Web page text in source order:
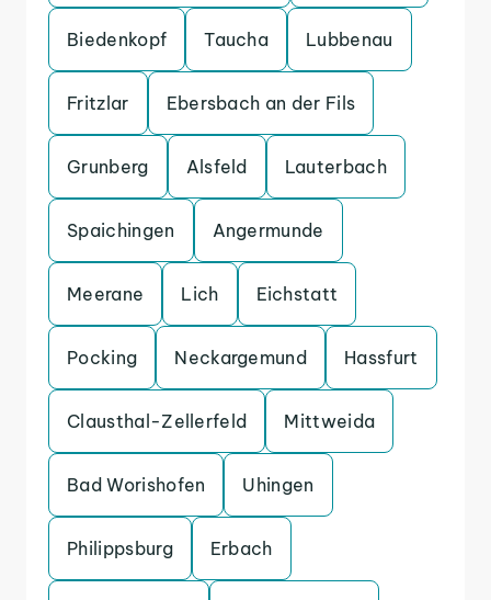
Biedenkopf Taucha Lubbenau
Fritzlar Ebersbach an der Fils
Grunberg Alsfeld Lauterbach
Spaichingen Angermunde
Meerane Lich Eichstatt
Pocking Neckargemund Hassfurt
Clausthal-Zellerfeld Mittweida
Bad Worishofen Uhingen
Philippsburg Erbach